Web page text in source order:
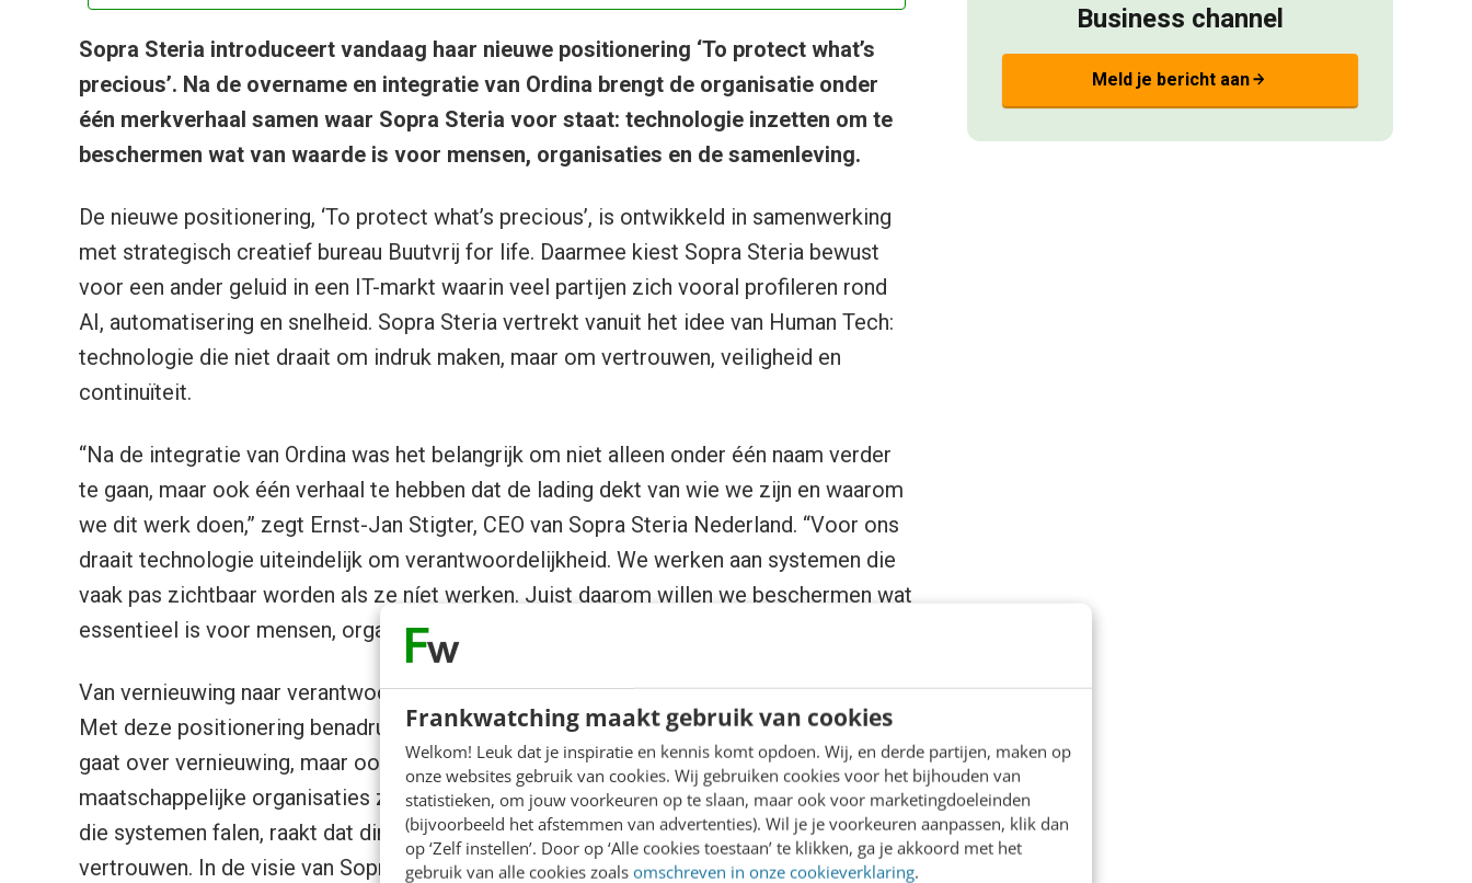
Frankwatching maakt gebruik van cookies
Welkom! Leuk dat je inspiratie en kennis komt opdoen. Wij, en derde partijen, maken op
onze websites gebruik van cookies. Wij gebruiken cookies voor het bijhouden van
statistieken, om jouw voorkeuren op te slaan, maar ook voor marketingdoeleinden
(bijvoorbeeld het afstemmen van advertenties). Wil je je voorkeuren aanpassen, klik dan
op ‘Zelf instellen’. Door op ‘Alle cookies toestaan’ te klikken, ga je akkoord met het
gebruik van alle cookies zoals omschreven in onze cookieverklaring.
Sopra Steria introduceert vandaag haar nieuwe positionering ‘To protect what’s
precious’. Na de overname en integratie van Ordina brengt de organisatie onder
één merkverhaal samen waar Sopra Steria voor staat: technologie inzetten om te
beschermen wat van waarde is voor mensen, organisaties en de samenleving.
De nieuwe positionering, ‘To protect what’s precious’, is ontwikkeld in samenwerking
met strategisch creatief bureau Buutvrij for life. Daarmee kiest Sopra Steria bewust
voor een ander geluid in een IT-markt waarin veel partijen zich vooral profileren rond
AI, automatisering en snelheid. Sopra Steria vertrekt vanuit het idee van Human Tech:
technologie die niet draait om indruk maken, maar om vertrouwen, veiligheid en
continuïteit.
“Na de integratie van Ordina was het belangrijk om niet alleen onder één naam verder
te gaan, maar ook één verhaal te hebben dat de lading dekt van wie we zijn en waarom
we dit werk doen,” zegt Ernst-Jan Stigter, CEO van Sopra Steria Nederland. “Voor ons
draait technologie uiteindelijk om verantwoordelijkheid. We werken aan systemen die
vaak pas zichtbaar worden als ze níet werken. Juist daarom willen we beschermen wat
essentieel is voor mensen, organisaties en de samenleving.”
Van vernieuwing naar verantwoordelijkheid
Met deze positionering benadrukt Sopra Steria dat digitale transformatie niet alleen
gaat over vernieuwing, maar ook over betrouwbaarheid. Bedrijven, overheden en
maatschappelijke organisaties zijn steeds afhankelijker van digitale systemen. Wanneer
die systemen falen, raakt dat direct aan dienstverlening, privacy, veiligheid en
vertrouwen. In de visie van Sopra Steria staat menselijk oordeel daarom voorop.
Business channel
Meld je bericht aanarrow_forward